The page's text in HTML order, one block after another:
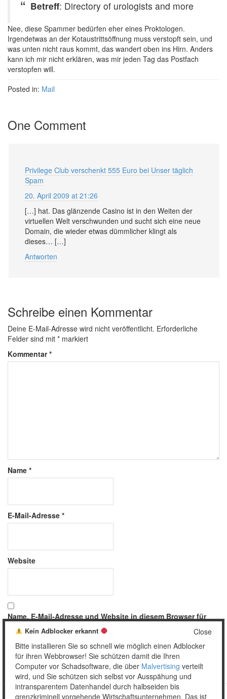
Betreff: Directory of urologists and more
Nee, diese Spammer bedürfen eher eines Proktologen.
Irgendetwas an der Kotaustrittsöffnung muss verstopft sein, und
was unten nicht raus kommt, das wandert oben ins Hirn. Anders
kann ich mir nicht erklären, was mir jeden Tag das Postfach
verstopfen will.
Posted in: Mail
One Comment
Privilege Club verschenkt 555 Euro bei Unser täglich
Spam
20. April 2009 at 21:26
[…] hat. Das glänzende Casino ist in den Weiten der
virtuellen Welt verschwunden und sucht sich eine neue
Domain, die wieder etwas dümmlicher klingt als
dieses… […]
Antworten
Schreibe einen Kommentar
Deine E-Mail-Adresse wird nicht veröffentlicht. Erforderliche
Felder sind mit * markiert
Kommentar*
Name *
E-Mail-Adresse *
Website
Name, E-Mail-Adresse und Website in diesem Browser für
meinen nächsten Kommentar speichern.
Close
Kein Adblocker erkannt
Bitte installieren Sie so schnell wie möglich einen Adblocker
für ihren Webbrowser! Sie schützen damit die Ihren
Computer vor Schadsoftware, die über Malvertising verteilt
wird, und Sie schützen sich selbst vor Ausspähung und
intransparentem Datenhandel durch halbseiden bis
grenzkriminell vorgehende Wirtschaftsunternehmen. Das ist